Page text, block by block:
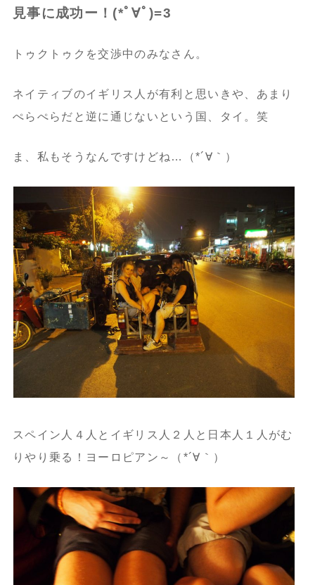
見事に成功ー！(*ﾟ∀ﾟ)=3
トゥクトゥクを交渉中のみなさん。
ネイティブのイギリス人が有利と思いきや、あまり
ぺらぺらだと逆に通じないという国、タイ。笑
ま、私もそうなんですけどね…（*´∀｀）
スペイン人４人とイギリス人２人と日本人１人がむ
りやり乗る！ヨーロピアン～（*´∀｀）